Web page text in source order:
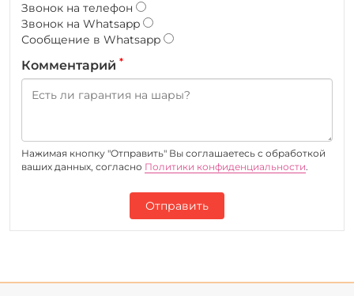
Звонок на телефон
Звонок на Whatsapp
Сообщение в Whatsapp
Комментарий *
Нажимая кнопку "Отправить" Вы соглашаетесь c обработкой
ваших данных, согласно Политики конфиденциальности.
Отправить